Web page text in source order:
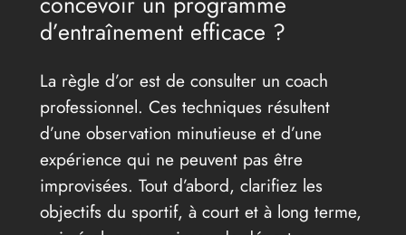
d’entraînement efficace ?
La règle d’or est de consulter un coach
professionnel. Ces techniques résultent
d’une observation minutieuse et d’une
expérience qui ne peuvent pas être
improvisées. Tout d’abord, clarifiez les
objectifs du sportif, à court et à long terme,